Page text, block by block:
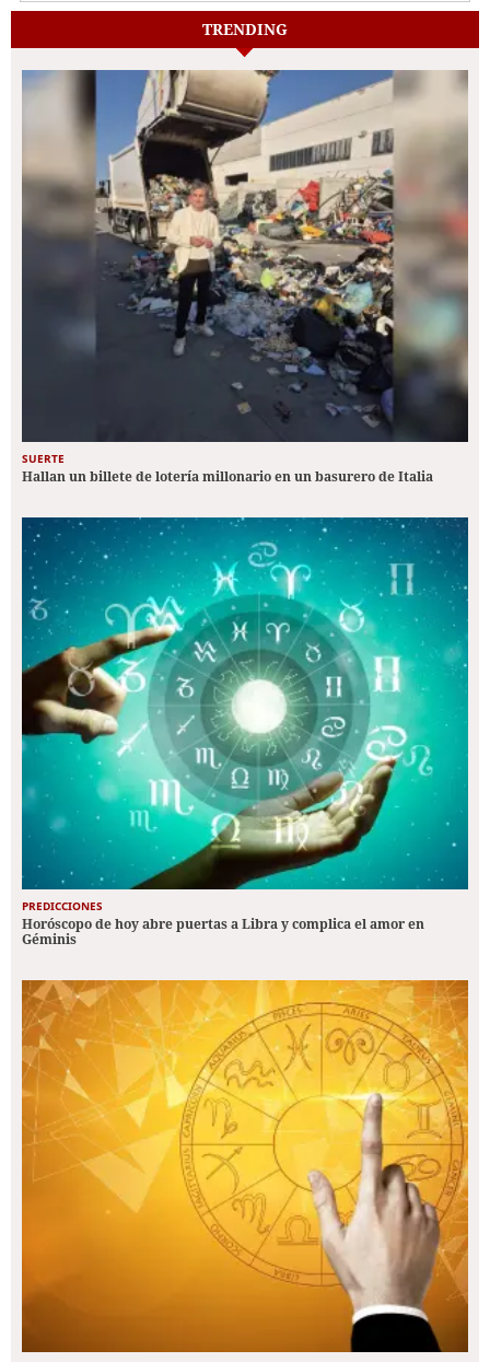
TRENDING
SUERTE
Hallan un billete de lotería millonario en un basurero de Italia
PREDICCIONES
Horóscopo de hoy abre puertas a Libra y complica el amor en
Géminis